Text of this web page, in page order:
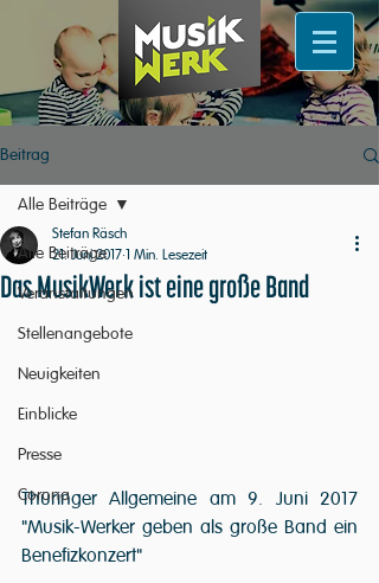
Beitrag
Alle Beiträge
Veranstaltungen
Stellenangebote
Neuigkeiten
Einblicke
Presse
Corona
Alle Beiträge
Das MusikWerk ist eine große Band
Stefan Räsch
21. Juni 2017 1 Min. Lesezeit
Thüringer Allgemeine am 9. Juni 2017
"Musik-Werker geben als große Band ein
Benefizkonzert"